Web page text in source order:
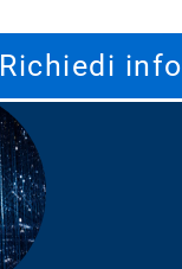
Richiedi info